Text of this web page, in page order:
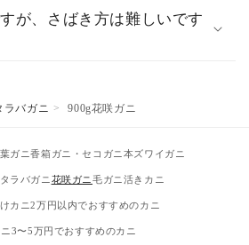
が、さばき方は難しいです
ラバガニ 900g花咲ガニ
ガニ香箱ガニ・セコガニ 本ズワイガニ
タラバガニ 花咲ガニ毛ガニ 活きカニ
カニ2万円以内でおすすめのカニ
3〜5万円でおすすめのカニ